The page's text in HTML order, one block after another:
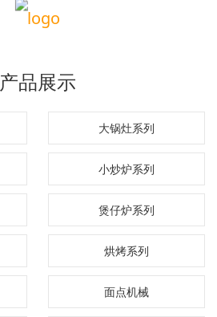
产品展示
大锅灶系列
小炒炉系列
煲仔炉系列
烘烤系列
面点机械